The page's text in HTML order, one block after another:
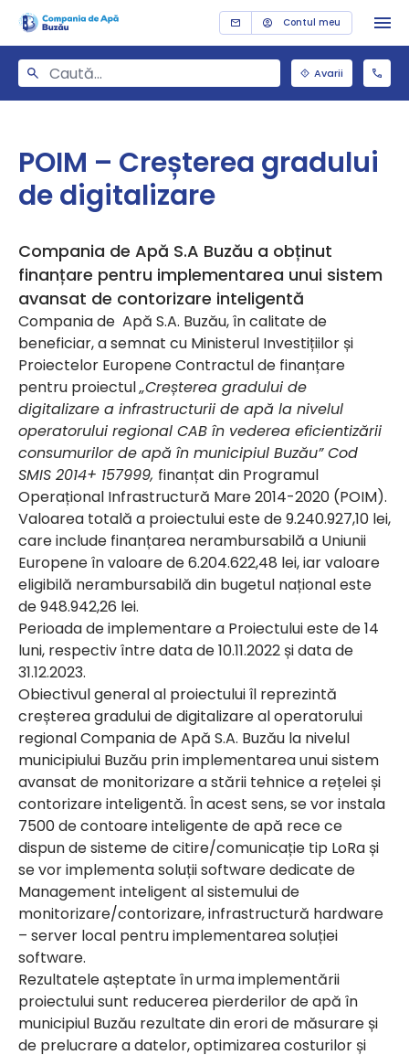
Contul meu
Avarii
POIM – Creșterea gradului
de digitalizare
Compania de Apă S.A Buzău a obținut
finanțare pentru implementarea unui sistem
avansat de contorizare inteligentă
Compania de Apă S.A. Buzău, în calitate de
beneficiar, a semnat cu Ministerul Investițiilor și
Proiectelor Europene Contractul de finanțare
pentru proiectul„Creșterea gradului de
digitalizare a infrastructurii de apă la nivelul
operatorului regional CAB în vederea eficientizării
consumurilor de apă în municipiul Buzău” Cod
SMIS 2014+ 157999, finanțat din Programul
Operațional Infrastructură Mare 2014-2020 (POIM).
Valoarea totală a proiectului este de 9.240.927,10 lei,
care include finanțarea nerambursabilă a Uniunii
Europene în valoare de 6.204.622,48 lei, iar valoare
eligibilă nerambursabilă din bugetul național este
de 948.942,26 lei.
Perioada de implementare a Proiectului este de 14
luni, respectiv între data de 10.11.2022 și data de
31.12.2023.
Obiectivul general al proiectului îl reprezintă
creșterea gradului de digitalizare al operatorului
regional Compania de Apă S.A. Buzău la nivelul
municipiului Buzău prin implementarea unui sistem
avansat de monitorizare a stării tehnice a rețelei și
contorizare inteligentă. În acest sens, se vor instala
7500 de contoare inteligente de apă rece ce
dispun de sisteme de citire/comunicație tip LoRa și
se vor implementa soluții software dedicate de
Management inteligent al sistemului de
monitorizare/contorizare, infrastructură hardware
– server local pentru implementarea soluției
software.
Rezultatele așteptate în urma implementării
proiectului sunt reducerea pierderilor de apă în
municipiul Buzău rezultate din erori de măsurare și
de prelucrare a datelor, optimizarea costurilor și